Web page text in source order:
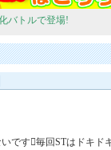
バトルで登場!
です毎回STはドキド